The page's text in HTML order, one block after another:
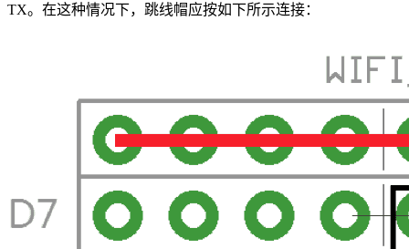
TX。在这种情况下，跳线帽应按如下所示连接：